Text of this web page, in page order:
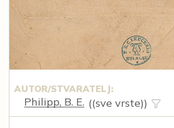
AUTOR/STVARATELJ:
Philipp, B. E. ((sve vrste))